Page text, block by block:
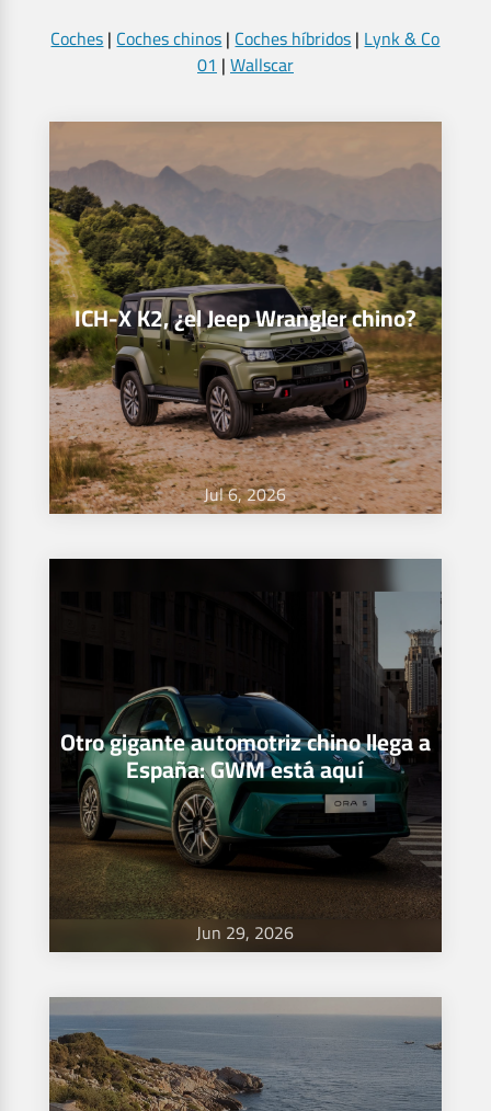
Coches|Coches chinos|Coches híbridos|Lynk & Co
01|Wallscar
ICH-X K2, ¿el Jeep Wrangler chino?
Jul 6, 2026
Otro gigante automotriz chino llega a
España: GWM está aquí
Jun 29, 2026